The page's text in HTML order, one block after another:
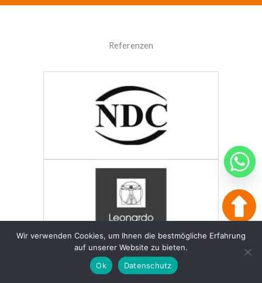
Referenzen
Preis-Rechner
Wir verwenden Cookies, um Ihnen die bestmögliche Erfahrung
auf unserer Website zu bieten.
Ok
Datenschutz